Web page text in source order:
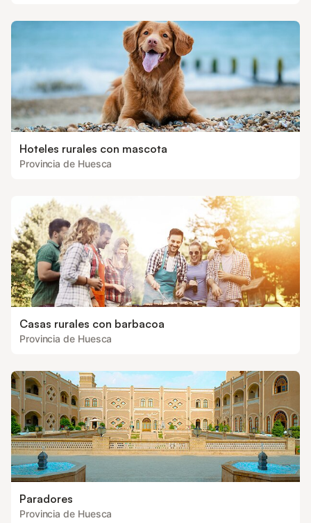
Hoteles rurales con mascota
Provincia de Huesca
Casas rurales con barbacoa
Provincia de Huesca
Paradores
Provincia de Huesca